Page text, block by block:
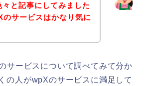
と記事にしてみました
サービスはかなり気に
サービスについて調べてみて分か
の人がwpXのサービスに満足して